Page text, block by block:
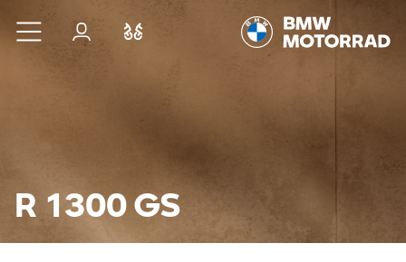
Prejsť na hlavný obsah
Prihlásenie
R 1300 GS